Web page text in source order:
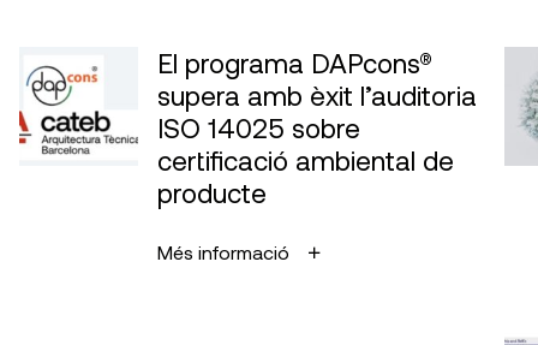
El programa DAPcons®
supera amb èxit l’auditoria
ISO 14025 sobre
certificació ambiental de
producte
Més informació